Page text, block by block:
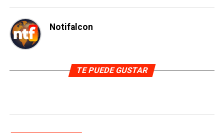
Notifalcon
TE PUEDE GUSTAR